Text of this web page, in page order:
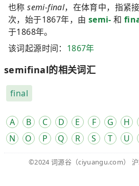
也称semi-final，在体育中，指紧
次，始于1867年，由 semi- 和
于1868年。
该词起源时间： 1867年
semifinal的相关词汇
final
A B C D E F G H
N
O P Q R S T U
©2024 词源谷 （ciyuangu.com）